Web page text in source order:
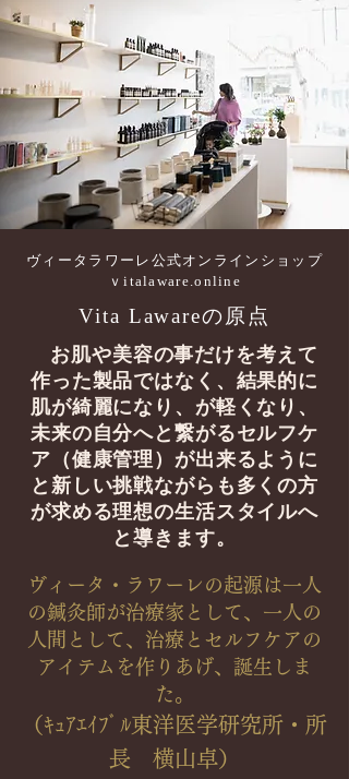
​ヴィータラワーレ公式オンラインショップ
​ｖitalaware.online
​Vita Lawareの原点
お肌や美容の事だけを考えて
作った製品ではなく、 結果的に
肌が綺麗になり、が軽くなり、
未来の自分へと 繋がるセルフケ
ア（健康管理）が出来るように
と 新しい挑戦ながらも 多くの方
が求める理想の生活スタイルへ
と導きます。
ヴィータ・ラワーレの起源は一人
の鍼灸師が治療家として、一人の
人間として、治療とセルフケアの
アイテムを作りあげ、誕生しま
た。
（ｷｭｱｴｲﾌﾞﾙ東洋医学研究所・所
長 横山卓）